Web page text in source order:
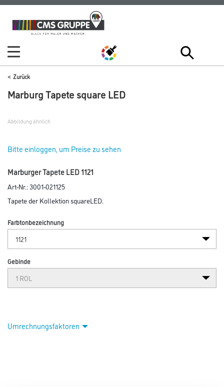
Zum
Inhalt
Zum
Navigationsmenü
Zurück
Marburg Tapete square LED
Abbildung ähnlich
Bitte einloggen, um Preise zu sehen
Marburger Tapete LED 1121
Art-Nr.:3001-021125
Tapete der Kollektion squareLED.
Farbtonbezeichnung
Gebinde
Umrechnungsfaktoren